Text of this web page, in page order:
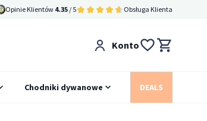
Opinie Klientów 4.35 / 5 Obsługa Klienta
Konto
Chodniki dywanowe DEALS